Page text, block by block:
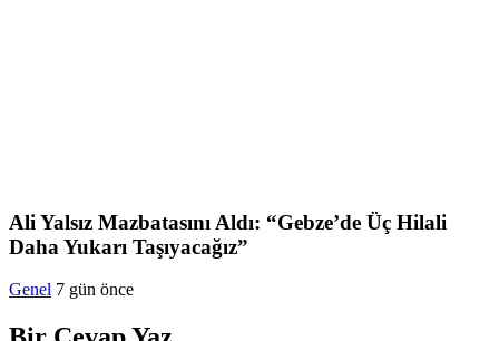
Ali Yalsız Mazbatasını Aldı: “Gebze’de Üç Hilali
Daha Yukarı Taşıyacağız”
Genel 7 gün önce